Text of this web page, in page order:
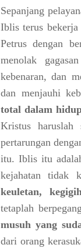
Sepanjang
Iblis terus bekerja
Petrus dengan
menolak
kebenaran, dan
dan menjauhi
total dalam
Kristus haruslah
pertarungan
itu. Iblis itu
kejahatan tidak
keuletan,
tetaplah
musuh yang
dari orang